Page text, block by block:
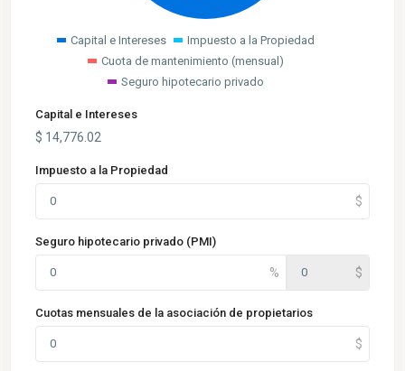
Capital e Intereses
Impuesto a la Propiedad
Cuota de mantenimiento (mensual)
Seguro hipotecario privado
Capital e Intereses
$ 14,776.02
Impuesto a la Propiedad
Seguro hipotecario privado (PMI)
Cuotas mensuales de la asociación de propietarios